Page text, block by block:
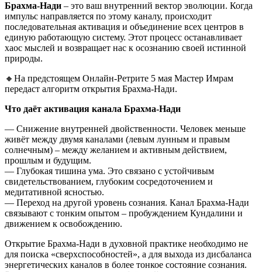
Брахма-Нади – это ваш внутренний вектор эволюции. Когда
импульс направляется по этому каналу, происходит
последовательная активация и объединение всех центров в
единую работающую систему. Этот процесс останавливает
хаос мыслей и возвращает нас к осознанию своей истинной
природы.
🔸На предстоящем Онлайн-Ретрите 5 мая Мастер Имрам
передаст алгоритм открытия Брахма-Нади.
Что даёт активация канала Брахма-Нади
— Снижение внутренней двойственности. Человек меньше
живёт между двумя каналами (левым лунным и правым
солнечным) – между желанием и активным действием,
прошлым и будущим.
— Глубокая тишина ума. Это связано с устойчивым
свидетельствованием, глубоким сосредоточением и
медитативной ясностью.
— Переход на другой уровень сознания. Канал Брахма-Нади
связывают с тонким опытом – пробуждением Кундалини и
движением к освобождению.
Открытие Брахма-Нади в духовной практике необходимо не
для поиска «сверхспособностей», а для выхода из дисбаланса
энергетических каналов в более тонкое состояние сознания.